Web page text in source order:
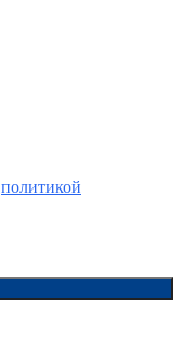
политикой